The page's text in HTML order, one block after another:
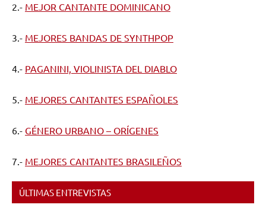
2.- MEJOR CANTANTE DOMINICANO
3.- MEJORES BANDAS DE SYNTHPOP
4.- PAGANINI, VIOLINISTA DEL DIABLO
5.- MEJORES CANTANTES ESPAÑOLES
6.- GÉNERO URBANO – ORÍGENES
7.- MEJORES CANTANTES BRASILEÑOS
ÚLTIMAS ENTREVISTAS